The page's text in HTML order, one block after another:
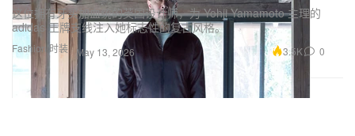
Fashion 时装
这位拥有牙买加血统的英国设计师，为 Yohji Yamamoto 主理的
adidas 王牌支线注入她标志性的复古风格。
May 13, 2026 3.5K 0